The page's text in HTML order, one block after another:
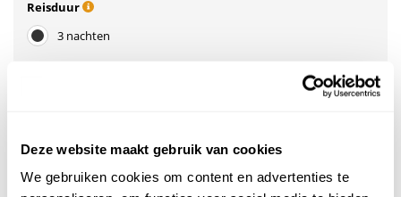
Deze website maakt gebruik van cookies
We gebruiken cookies om content en advertenties te
Reisduur
3 nachten
Aankomstdatum